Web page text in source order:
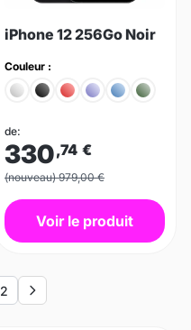
iPhone 12 256Go Noir
Couleur :
de:
330,74 €
(nouveau) 979,00 €
Voir le produit
2 Next